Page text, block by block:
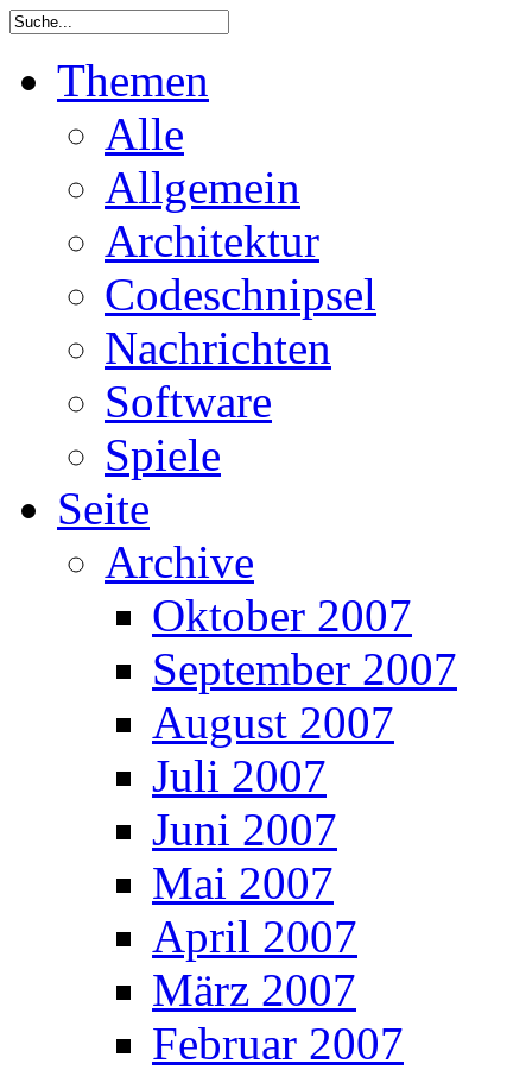
Themen
Alle
Allgemein
Architektur
Codeschnipsel
Nachrichten
Software
Spiele
Seite
Archive
Oktober 2007
September 2007
August 2007
Juli 2007
Juni 2007
Mai 2007
April 2007
März 2007
Februar 2007